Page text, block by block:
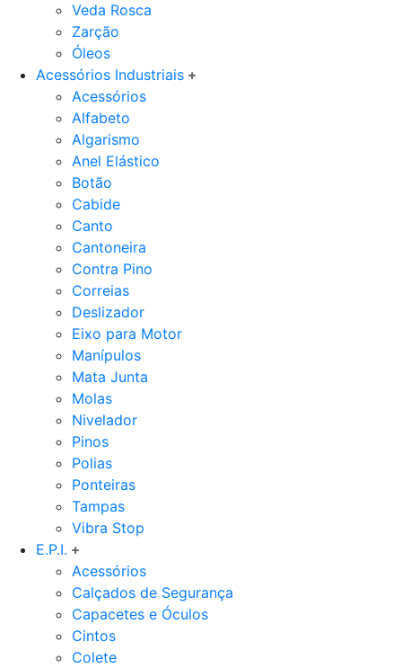
Veda Rosca
Zarção
Óleos
Acessórios Industriais
Acessórios
Alfabeto
Algarismo
Anel Elástico
Botão
Cabide
Canto
Cantoneira
Contra Pino
Correias
Deslizador
Eixo para Motor
Manípulos
Mata Junta
Molas
Nivelador
Pinos
Polias
Ponteiras
Tampas
Vibra Stop
E.P.I.
Acessórios
Calçados de Segurança
Capacetes e Óculos
Cintos
Colete